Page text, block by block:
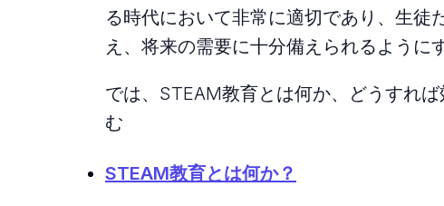
る時代において非常に適切であり、生徒
え、将来の需要に十分備えられるように
では、STEAM教育とは何か、どうすれ
む
STEAM教育とは何か？